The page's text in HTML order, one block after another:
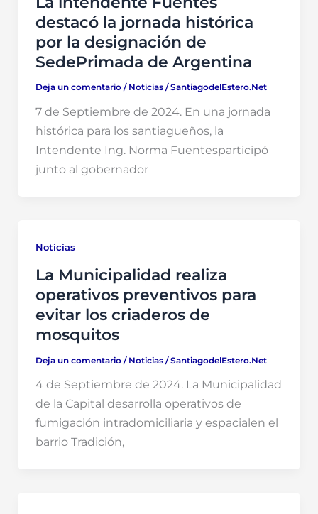
destacó la jornada histórica
por la designación de
SedePrimada de Argentina
Deja un comentario / Noticias/SantiagodelEstero.Net
7 de Septiembre de 2024. En una jornada
histórica para los santiagueños, la
Intendente Ing. Norma Fuentesparticipó
junto al gobernador
Noticias
La Municipalidad realiza
operativos preventivos para
evitar los criaderos de
mosquitos
Deja un comentario / Noticias/SantiagodelEstero.Net
4 de Septiembre de 2024. La Municipalidad
de la Capital desarrolla operativos de
fumigación intradomiciliaria y espacialen el
barrio Tradición,